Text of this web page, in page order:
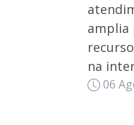
amplia
na
06